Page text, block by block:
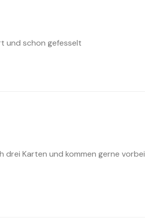
und schon gefesselt
Karten und kommen gerne vorbei